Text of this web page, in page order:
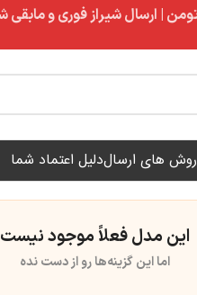
روش های ارسالدلیل اعتماد شما
این مدل فعلاً موجود نیست
اما این گزینه‌ها رو از دست نده